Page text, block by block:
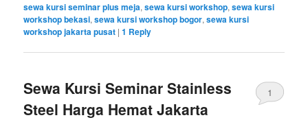
sewa kursi seminar plus meja,sewa kursi workshop,sewa kursi
workshop bekasi,sewa kursi workshop bogor,sewa kursi
workshop jakarta pusat |1 Reply
Sewa Kursi Seminar Stainless
Steel Harga Hemat Jakarta
1